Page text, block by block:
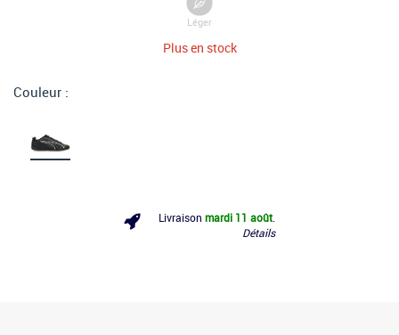
Léger
Plus en stock
Couleur :
Livraison mardi 11 août
Détails